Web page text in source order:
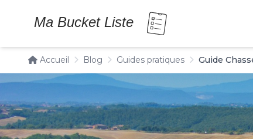
Accueil Blog Guides pratiques Guide